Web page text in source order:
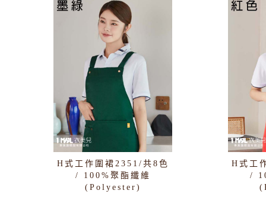
H式工作圍裙2351/共8色
/ 100%聚酯纖維
(Polyester)
H式工
/